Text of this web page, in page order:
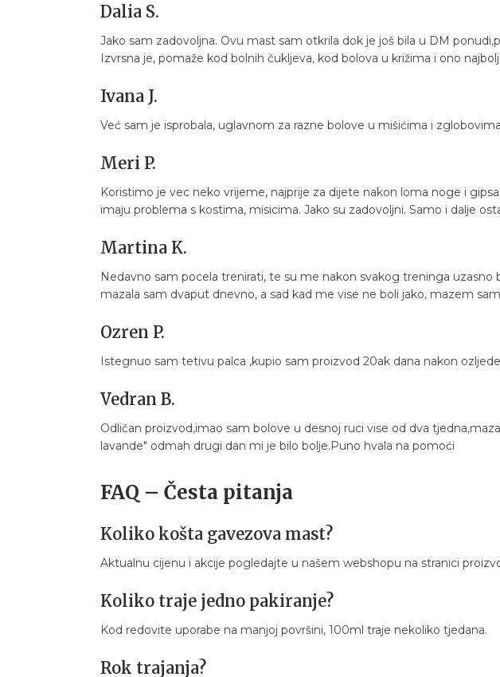
Dalia S.
Jako sam zadovoljna. Ovu mast sam otkrila dok je još bila u DM
Izvrsna je, pomaže kod bolnih čukljeva, kod bolova u križima i ono
Ivana J.
Već sam je isprobala, uglavnom za razne bolove u mišićima i
Meri P.
Koristimo je vec neko vrijeme, najprije za dijete nakon loma noge i
imaju problema s kostima, misicima. Jako su zadovoljni. Samo i dalje
Martina K.
Nedavno sam pocela trenirati, te su me nakon svakog treninga
mazala sam dvaput dnevno, a sad kad me vise ne boli jako, mazem
Ozren P.
Istegnuo sam tetivu palca ,kupio sam proizvod 20ak dana nakon
Vedran B.
Odličan proizvod,imao sam bolove u desnoj ruci vise od dva
lavande" odmah drugi dan mi je bilo bolje.Puno hvala na pomoći
FAQ – Česta pitanja
Koliko košta gavezova mast?
Aktualnu cijenu i akcije pogledajte u našem webshopu na stranici
Koliko traje jedno pakiranje?
Kod redovite uporabe na manjoj površini, 100ml traje nekoliko tjedana.
Rok trajanja?